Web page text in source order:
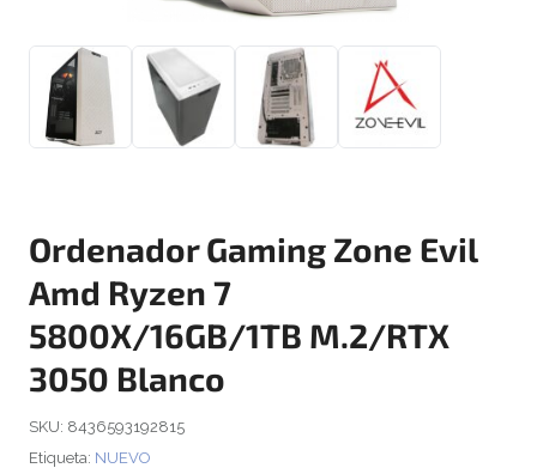
Ordenador Gaming Zone Evil
Amd Ryzen 7
5800X/16GB/1TB M.2/RTX
3050 Blanco
SKU: 8436593192815
Etiqueta: NUEVO